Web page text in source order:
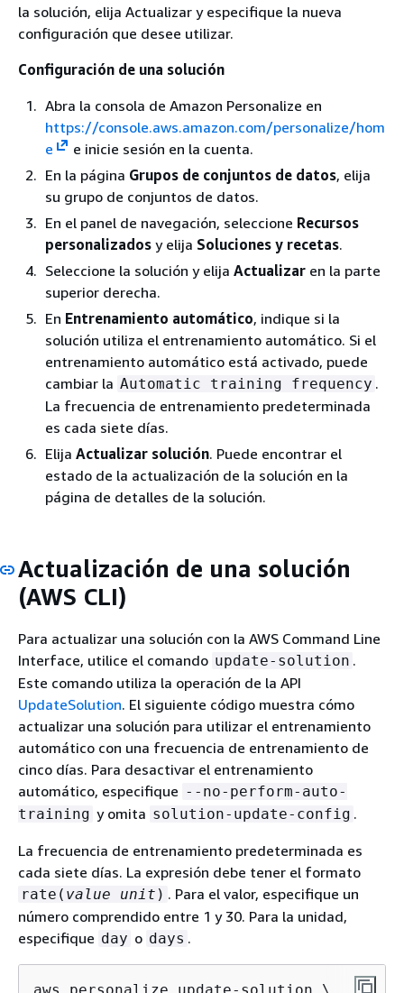
la solución, elija Actualizar y especifique la nueva
configuración que desee utilizar.
Configuración de una solución
Abra la consola de Amazon Personalize en
https://console.aws.amazon.com/personalize/hom
e
e inicie sesión en la cuenta.
En la página Grupos de conjuntos de datos, elija
su grupo de conjuntos de datos.
En el panel de navegación, seleccione Recursos
personalizados y elija Soluciones y recetas.
Seleccione la solución y elija Actualizar en la parte
superior derecha.
En Entrenamiento automático, indique si la
solución utiliza el entrenamiento automático. Si el
entrenamiento automático está activado, puede
cambiar la Automatic training frequency .
La frecuencia de entrenamiento predeterminada
es cada siete días.
Elija Actualizar solución. Puede encontrar el
estado de la actualización de la solución en la
página de detalles de la solución.
Actualización de una solución
(AWS CLI)
Para actualizar una solución con la AWS Command Line
Interface, utilice el comando update-solution .
Este comando utiliza la operación de la API
UpdateSolution. El siguiente código muestra cómo
actualizar una solución para utilizar el entrenamiento
automático con una frecuencia de entrenamiento de
cinco días. Para desactivar el entrenamiento
automático, especifique --no-perform-auto-
training y omita solution-update-config .
La frecuencia de entrenamiento predeterminada es
cada siete días. La expresión debe tener el formato
rate( value unit ) . Para el valor, especifique un
número comprendido entre 1 y 30. Para la unidad,
especifique day o days .